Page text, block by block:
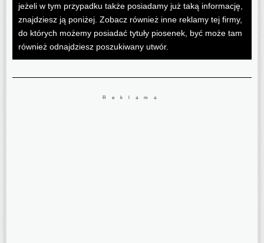
jeżeli w tym przypadku także posiadamy już taką informację,
znajdziesz ją poniżej. Zobacz również inne reklamy tej firmy,
do których możemy posiadać tytuły piosenek, być może tam
również odnajdziesz poszukiwany utwór.
Reklama